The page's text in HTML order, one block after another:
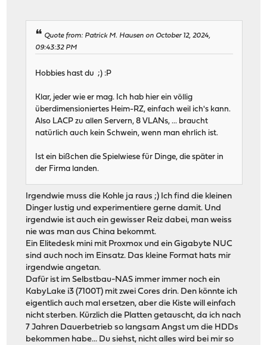
Quote from: Patrick M. Hausen on October 12, 2024,
09:43:32 PM
Hobbies hast du ;) :P
Klar, jeder wie er mag. Ich hab hier ein völlig
überdimensioniertes Heim-RZ, einfach weil ich's kann.
Also LACP zu allen Servern, 8 VLANs, ... braucht
natürlich auch kein Schwein, wenn man ehrlich ist.
Ist ein bißchen die Spielwiese für Dinge, die später in
der Firma landen.
Irgendwie muss die Kohle ja raus ;) Ich find die kleinen
Dinger lustig und experimentiere gerne damit. Und
irgendwie ist auch ein gewisser Reiz dabei, man weiss
nie was man aus China bekommt.
Ein Elitedesk mini mit Proxmox und ein Gigabyte NUC
sind auch noch im Einsatz. Das kleine Format hats mir
irgendwie angetan.
Dafür ist im Selbstbau-NAS immer immer noch ein
KabyLake i3 (7100T) mit zwei Cores drin. Den könnte ich
eigentlich auch mal ersetzen, aber die Kiste will einfach
nicht sterben. Kürzlich die Platten getauscht, da ich nach
7 Jahren Dauerbetrieb so langsam Angst um die HDDs
bekommen habe... Du siehst, nicht alles wird bei mir so